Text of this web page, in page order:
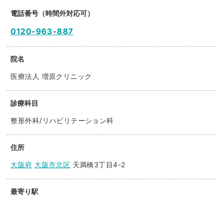
電話番号（時間外対応可）
0120-963-887
院名
医療法人 増原クリニック
診療科目
整形外科/リハビリテーション科
住所
大阪府 大阪市北区 天満橋3丁目4-2
最寄り駅